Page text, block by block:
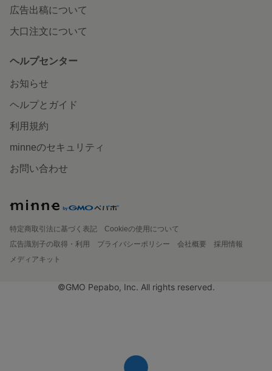
広告出稿について
大口注文について
ヘルプセンター
お知らせ
ヘルプとガイド
利用規約
minneのセキュリティ
お問い合わせ
特定商取引法に基づく表記
Cookieの使用について
広告識別子の取得・利用
プライバシーポリシー 会社概要
採用情報
メディアキット
©GMO Pepabo, Inc. All rights reserved.